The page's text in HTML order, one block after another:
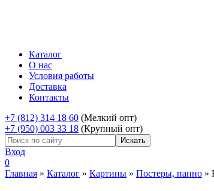
Каталог
О нас
Условия работы
Доставка
Контакты
+7 (812) 314 18 60 (Мелкий опт)
+7 (950) 003 33 18 (Крупный опт)
Вход
0
Главная » Каталог » Картины » Постеры, панно »